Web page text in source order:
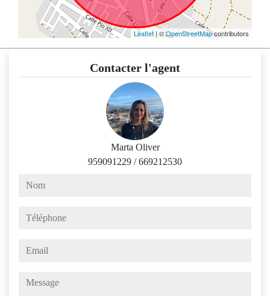
Leaflet| ©OpenStreetMapcontributors
Contacter l'agent
Marta Oliver
959091229 /669212530
nom
téléphone
email
message